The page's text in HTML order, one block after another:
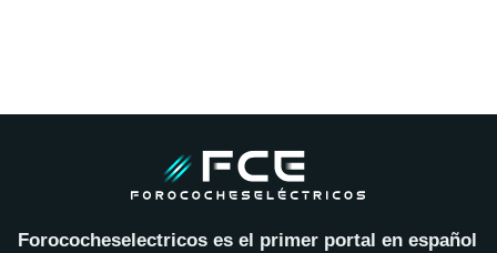
Forococheselectricos es el primer portal en español